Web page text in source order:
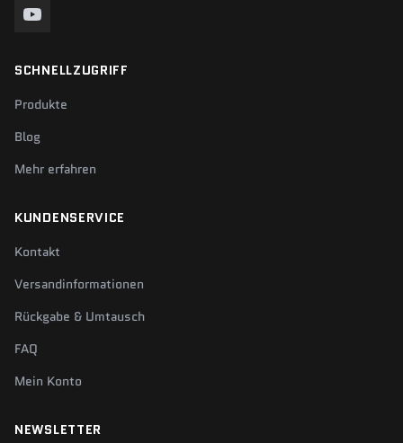
SCHNELLZUGRIFF
Produkte
Blog
Mehr erfahren
KUNDENSERVICE
Kontakt
Versandinformationen
Rückgabe & Umtausch
FAQ
Mein Konto
NEWSLETTER